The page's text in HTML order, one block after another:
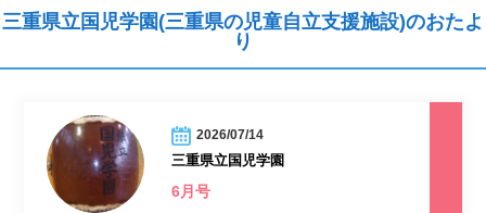
三重県立国児学園(三重県の児童自立支援施設)のおたよ
り
2026/07/14
三重県立国児学園
6月号